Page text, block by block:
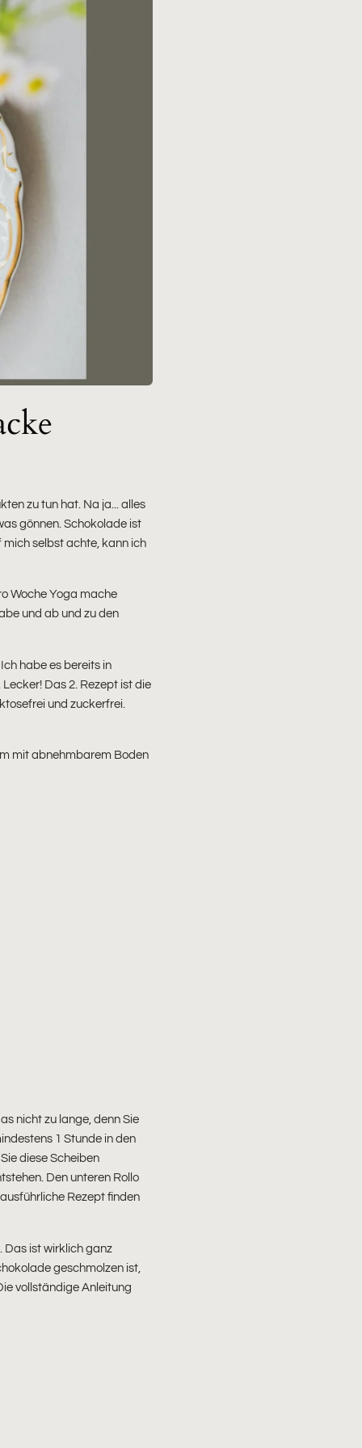
zu tun hat. Na ja... alles
gönnen. Schokolade ist
mich selbst achte, kann ich
Woche Yoga mache
und ab und zu den
habe es bereits in
Das 2. Rezept ist die
und zuckerfrei.
mit abnehmbarem Boden
nicht zu lange, denn Sie
1 Stunde in den
diese Scheiben
Den unteren Rollo
Rezept finden
Das ist wirklich ganz
geschmolzen ist,
vollständige Anleitung